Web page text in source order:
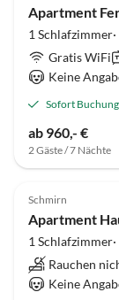
Apartment
1
Gratis WiFi
Keine
Sofort Buchung
ab 960,- €
2 Gäste / 7 Nächte
Schmirn
Apartment
1
Rauchen
Keine